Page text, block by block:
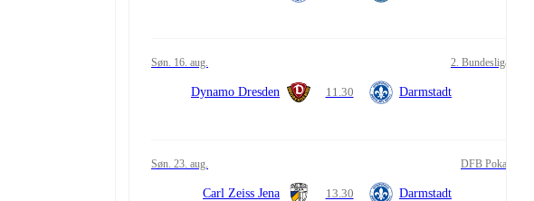
søn. 16. aug. 2. Bundesliga
Dynamo Dresden 11.30 Darmstadt
søn. 23. aug. DFB Pokal
Carl Zeiss Jena 13.30 Darmstadt